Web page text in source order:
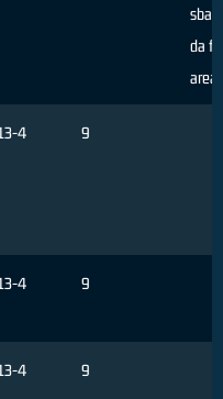
da
area
4 9
4 9
4 9